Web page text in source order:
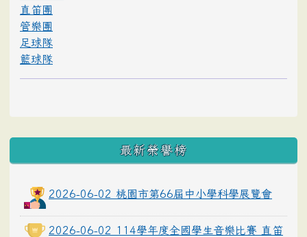
直笛團
管樂團
足球隊
籃球隊
最新榮譽榜
2026-06-02 桃園市第66屆中小學科學展覽會
2026-06-02 114學年度全國學生音樂比賽 直笛